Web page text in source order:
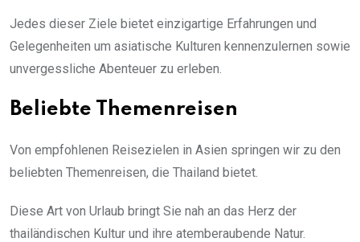
Jedes dieser Ziele bietet einzigartige Erfahrungen und
Gelegenheiten um asiatische Kulturen kennenzulernen sowie
unvergessliche Abenteuer zu erleben.
Beliebte Themenreisen
Von empfohlenen Reisezielen in Asien springen wir zu den
beliebten Themenreisen, die Thailand bietet.
Diese Art von Urlaub bringt Sie nah an das Herz der
thailändischen Kultur und ihre atemberaubende Natur.